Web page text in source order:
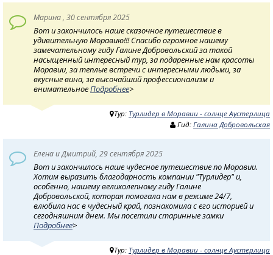
Марина , 30 сентября 2025
Вот и закончилось наше сказочное путешествие в
удивительную Моравию!!! Спасибо огромное нашему
замечательному гиду Галине Добровольский за такой
насыщенный интересный тур, за подаренные нам красоты
Моравии, за теплые встречи с интересными людьми, за
вкусные вина, за высочайший профессионализм и
внимательноеПодробнее>
Тур: Турлидер в Моравии - солнце Аустерлица
Гид: Галина Добровольская
Елена и Дмитрий, 29 сентября 2025
Вот и закончилось наше чудесное путешествие по Моравии.
Хотим выразить благодарность компании "Турлидер" и,
особенно, нашему великолепному гиду Галине
Добровольской, которая помогала нам в режиме 24/7,
влюбила нас в чудесный край, познакомила с его историей и
сегодняшним днем. Мы посетили старинные замки
Подробнее>
Тур: Турлидер в Моравии - солнце Аустерлица